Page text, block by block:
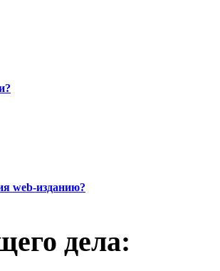
web-изданию?
дела: